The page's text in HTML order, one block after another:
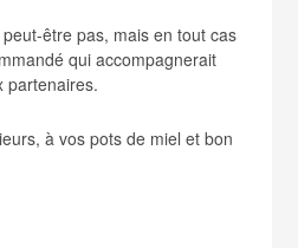
être pas, mais en tout cas
qui accompagnerait
partenaires.
à vos pots de miel et bon